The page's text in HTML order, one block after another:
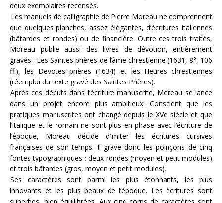
deux exemplaires recensés.
Les manuels de calligraphie de Pierre Moreau ne comprennent
que quelques planches, assez élégantes, d’écritures italiennes
(bâtardes et rondes) ou de financière. Outre ces trois traités,
Moreau publie aussi des livres de dévotion, entièrement
gravés : Les Saintes prières de l’âme chrestienne (1631, 8°, 106
ff.), les Devotes prières (1634) et les Heures chrestiennes
(réemploi du texte gravé des Saintes Prières).
Après ces débuts dans l’écriture manuscrite, Moreau se lance
dans un projet encore plus ambitieux. Conscient que les
pratiques manuscrites ont changé depuis le XVe siècle et que
l’italique et le romain ne sont plus en phase avec l’écriture de
l’époque, Moreau décide d’imiter les écritures cursives
françaises de son temps. Il grave donc les poinçons de cinq
fontes typographiques : deux rondes (moyen et petit modules)
et trois bâtardes (gros, moyen et petit modules).
Ses caractères sont parmi les plus étonnants, les plus
innovants et les plus beaux de l’époque. Les écritures sont